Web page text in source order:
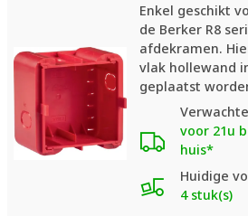
Enkel geschikt
de Berker R8
afdekramen.
vlak hollewand
geplaatst
voor 21u
huis*
Huidige
4 stuk(s)